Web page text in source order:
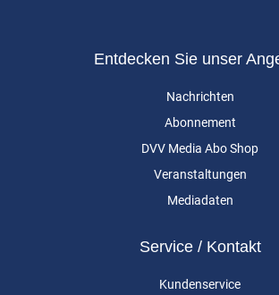
Entdecken Sie unser
Nachrichten
Abonnement
DVV Media Abo Shop
Veranstaltungen
Mediadaten
Service / Kontakt
Kundenservice